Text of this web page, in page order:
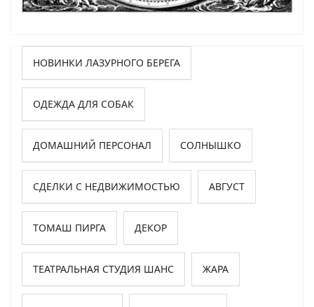
НОВИНКИ ЛАЗУРНОГО БЕРЕГА
ОДЕЖДА ДЛЯ СОБАК
ДОМАШНИЙ ПЕРСОНАЛ СОЛНЫШКО
СДЕЛКИ С НЕДВИЖИМОСТЬЮ АВГУСТ
ТОМАШ ПИРГА ДЕКОР
ТЕАТРАЛЬНАЯ СТУДИЯ ШАНС ЖАРА